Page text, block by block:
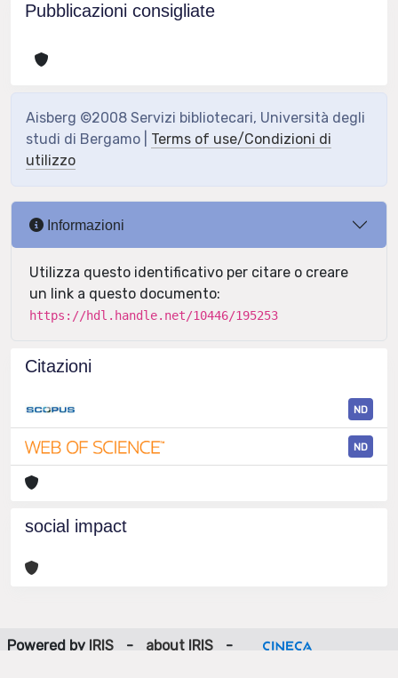
Pubblicazioni consigliate
Aisberg ©2008 Servizi bibliotecari, Università degli
studi di Bergamo | Terms of use/Condizioni di
utilizzo
Informazioni
Utilizza questo identificativo per citare o creare
un link a questo documento:
https://hdl.handle.net/10446/195253
Citazioni
ND
ND
social impact
Powered by IRIS - about IRIS
-